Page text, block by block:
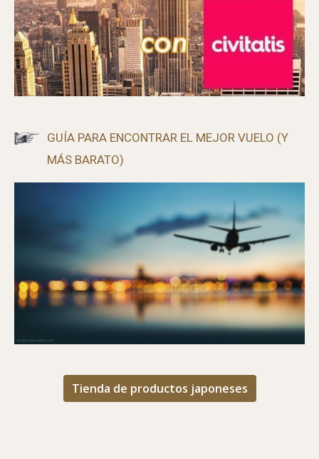
GUÍA PARA ENCONTRAR EL MEJOR VUELO (Y
MÁS BARATO)
Tienda de productos japoneses